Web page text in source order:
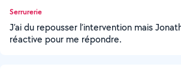
Serrurerie
J’ai du repousser l’intervention mais
réactive pour me répondre.